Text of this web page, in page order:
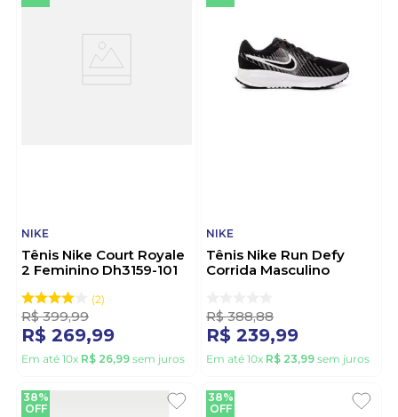
NIKE
Tênis Nike Court Royale
2 Feminino Dh3159-101
2
R$ 399,99
R$ 269,99
Em até 10x R$ 26,99 sem juros
NIKE
Tênis Nike Run Defy
Corrida Masculino
R$ 388,88
R$ 239,99
Em até 10x R$ 23,99 sem juros
38%
OFF
38%
OFF